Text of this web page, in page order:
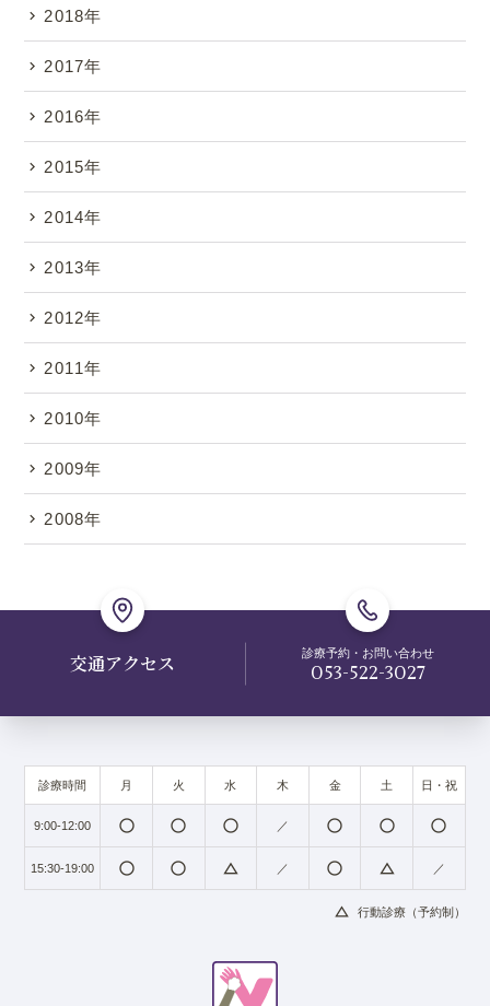
2018年
2017年
2016年
2015年
2014年
2013年
2012年
2011年
2010年
2009年
2008年
交通アクセス 診療予約・お問い合わせ
053-522-3027
診療時間 月 火 水 木 金 土 日・祝
9:00-12:00 radio_button_unchecked radio_button_unchecked radio_button_unchecked ／ radio_button_unchecked radio_button_unchecked radio_button_unchecked
15:30-19:00 radio_button_unchecked radio_button_unchecked change_history ／ radio_button_unchecked change_history ／
change_history 行動診療（予約制）